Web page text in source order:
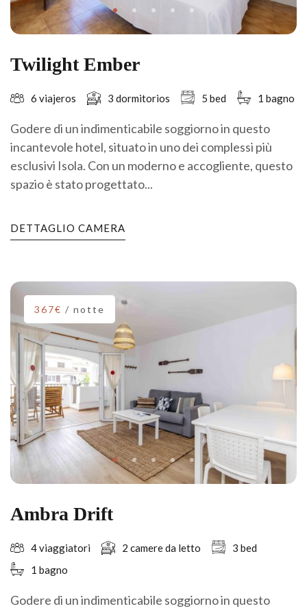
Twilight Ember
6 viajeros 3 dormitorios 5 bed 1 bagno
Godere di un indimenticabile soggiorno in questo
incantevole hotel, situato in uno dei complessi più
esclusivi Isola. Con un moderno e accogliente, questo
spazio è stato progettato...
DETTAGLIO CAMERA
367€ / notte
Ambra Drift
4 viaggiatori 2 camere da letto
3 bed
1 bagno
Godere di un indimenticabile soggiorno in questo